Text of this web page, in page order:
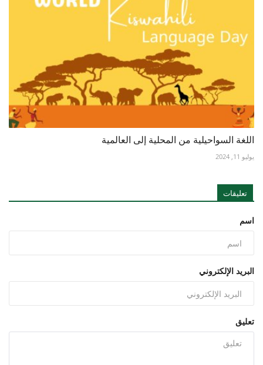
اللغة السواحيلية من المحلية إلى العالمية
يوليو 11, 2024
تعليقات
اسم
البريد الإلكتروني
تعليق